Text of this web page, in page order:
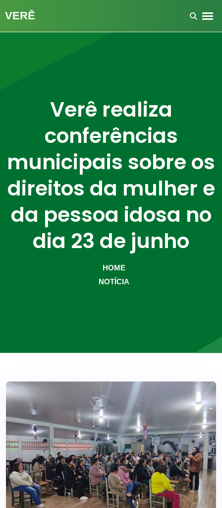
Verê realiza
conferências
municipais sobre os
direitos da mulher e
da pessoa idosa no
dia 23 de junho
HOME
NOTÍCIA